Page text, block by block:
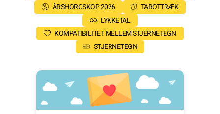
ÅRSHOROSKOP 2026
TAROTTRÆK
LYKKETAL
KOMPATIBILITET MELLEM STJERNETEGN
STJERNETEGN